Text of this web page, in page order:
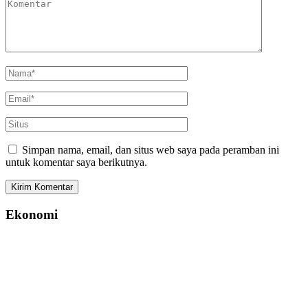
Simpan nama, email, dan situs web saya pada peramban ini
untuk komentar saya berikutnya.
Ekonomi